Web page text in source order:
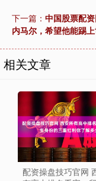
下一篇： 中国股票配
内马尔，希望他能踢
相关文章
配资操盘技巧官网